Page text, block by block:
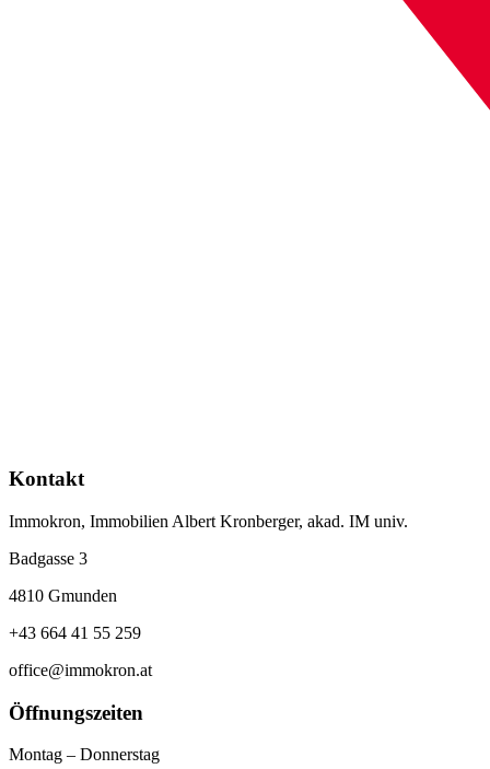
Kontakt
Immokron, Immobilien Albert Kronberger, akad. IM univ.
Badgasse 3
4810 Gmunden
+43 664 41 55 259
office@immokron.at
Öffnungszeiten
Montag – Donnerstag